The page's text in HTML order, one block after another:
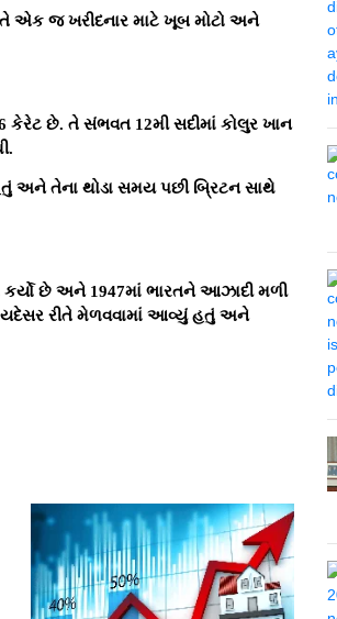
તે એક જ ખરીદનાર માટે ખૂબ મોટો અને
કેરેટ છે. તે સંભવત 12મી સદીમાં કોલુર ખાન
અને તેના થોડા સમય પછી બ્રિટન સાથે
કર્યો છે અને 1947માં ભારતને આઝાદી મળી
રીતે મેળવવામાં આવ્યું હતું અને